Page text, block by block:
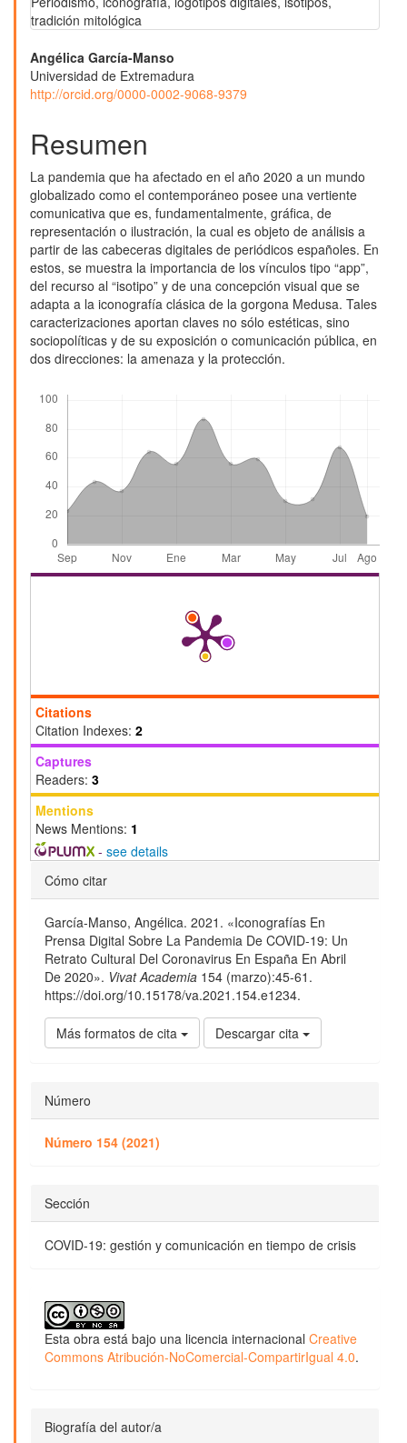
tradición mitológica
Contenido
principal
artículo
Angélica García-Manso
Universidad de Extremadura
http://orcid.org/0000-0002-9068-9379
Resumen
La pandemia que ha afectado en el año 2020 a un mundo
globalizado como el contemporáneo posee una vertiente
comunicativa que es, fundamentalmente, gráfica, de
representación o ilustración, la cual es objeto de análisis a
partir de las cabeceras digitales de periódicos españoles. En
estos, se muestra la importancia de los vínculos tipo “app”,
del recurso al “isotipo” y de una concepción visual que se
adapta a la iconografía clásica de la gorgona Medusa. Tales
caracterizaciones aportan claves no sólo estéticas, sino
sociopolíticas y de su exposición o comunicación pública, en
dos direcciones: la amenaza y la protección.
Citations
Citation Indexes: 2
Captures
Readers: 3
Mentions
News Mentions: 1
- see details
Detalles
del
artículo
Cómo citar
García-Manso, Angélica. 2021. «Iconografías En
Prensa Digital Sobre La Pandemia De COVID-19: Un
Retrato Cultural Del Coronavirus En España En Abril
De 2020». Vivat Academia 154 (marzo):45-61.
https://doi.org/10.15178/va.2021.154.e1234.
Más formatos de cita Descargar cita
Número
Número 154 (2021)
Sección
COVID-19: gestión y comunicación en tiempo de crisis
Esta obra está bajo una licencia internacional Creative
Commons Atribución-NoComercial-CompartirIgual 4.0.
Biografía del autor/a